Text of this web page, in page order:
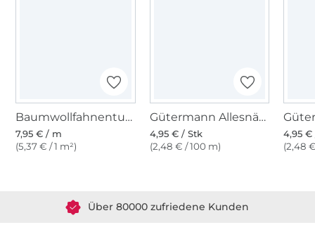
Baumwollfahnentuch, taubenblau
7,95 € / m
(5,37 € / 1 m²)
Gütermann Allesnäher (213) taubenblau
4,95 € / Stk
(2,48 € / 100 m)
4,95 €
(2,48